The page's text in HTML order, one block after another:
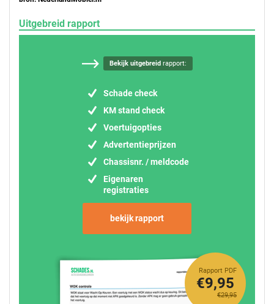
Uitgebreid rapport
Bekijk uitgebreidrapport:
Schade check
KM stand check
Voertuigopties
Advertentieprijzen
Chassisnr. / meldcode
Eigenaren
registraties
bekijk rapport
Rapport PDF
€29,95
€9,95